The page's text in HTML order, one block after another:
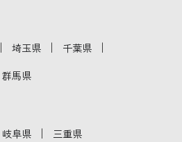
｜ 埼玉県 ｜ 千葉県 ｜
群馬県
岐阜県 ｜ 三重県